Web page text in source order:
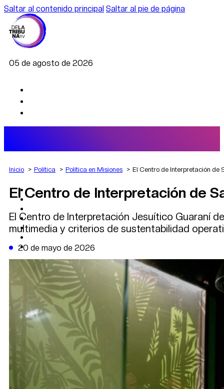
Saltar al contenido principal Saltar al pie de página
05 de agosto de 2026
AGRO
DEPORTES
POLÍTICA
CAMBIO CLIMÁTICO
DATA FIRME
DE LA TRIBUNA TV
Inicio Política Política en Misiones El Centro de Interpretación de
El Centro de Interpretación de
El Centro de Interpretación Jesuítico Guaraní
multimedia y criterios de sustentabilidad
20 de mayo de 2026